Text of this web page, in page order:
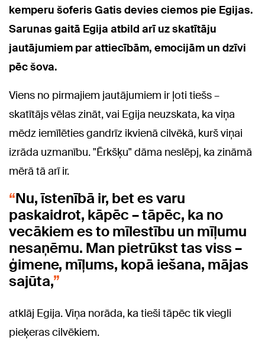
kemperu šoferis Gatis devies ciemos pie Egijas.
Sarunas gaitā Egija atbild arī uz skatītāju
jautājumiem par attiecībām, emocijām un dzīvi
pēc šova.
Viens no pirmajiem jautājumiem ir ļoti tiešs –
skatītājs vēlas zināt, vai Egija neuzskata, ka viņa
mēdz iemīlēties gandrīz ikvienā cilvēkā, kurš viņai
izrāda uzmanību. "Ērkšķu" dāma neslēpj, ka zināmā
mērā tā arī ir.
Nu, īstenībā ir, bet es varu
paskaidrot, kāpēc – tāpēc, ka no
vecākiem es to mīlestību un mīļumu
nesaņēmu. Man pietrūkst tas viss –
ģimene, mīļums, kopā iešana, mājas
sajūta,
atklāj Egija. Viņa norāda, ka tieši tāpēc tik viegli
pieķeras cilvēkiem.